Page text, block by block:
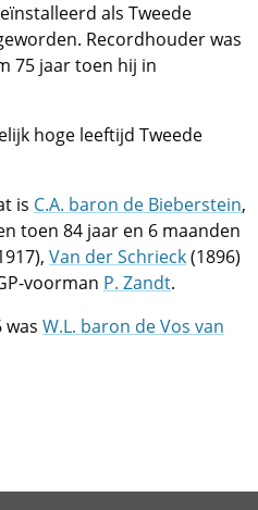
als Tweede
Recordhouder was
75 jaar toen hij in
hoge leeftijd Tweede
is C.A. baron de Bieberstein,
toen 84 jaar en 6 maanden
Van der Schrieck(1896)
voorman P. Zandt.
was W.L. baron de Vos van